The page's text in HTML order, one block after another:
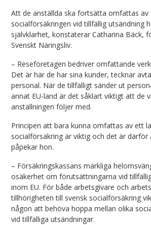
Att de anställda ska fortsätta omfattas av
socialförsäkringen vid tillfällig utsändning
självklarhet, konstaterar Catharina Bäck,
Svenskt Näringsliv.
– Reseföretagen bedriver omfattande
Det är här de har sina kunder, tecknar
personal. När de tillfälligt sänder ut
annat EU-land är det såklart viktigt att de
anställningen följer med.
Principen att bara kunna omfattas av ett
socialförsäkring är viktig och det är därför
påpekar hon.
– Försäkringskassans märkliga
osäkerhet om förutsättningarna vid
inom EU. För både arbetsgivare och
tillhörigheten till svensk socialförsäkring
någon att behöva hoppa mellan olika
vid tillfälliga utsändningar.